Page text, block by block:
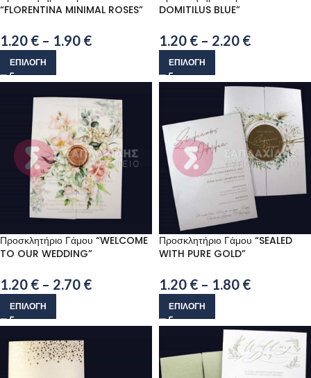
“FLORENTINA MINIMAL ROSES”
1.20 € – 1.90 €
ΕΠΙΛΟΓΉ
DOMITILUS BLUE”
1.20 € – 2.20 €
ΕΠΙΛΟΓΉ
Προσκλητήριο Γάμου “WELCOME
TO OUR WEDDING”
1.20 € – 2.70 €
ΕΠΙΛΟΓΉ
Προσκλητήριο Γάμου “SEALED
WITH PURE GOLD”
1.20 € – 1.80 €
ΕΠΙΛΟΓΉ